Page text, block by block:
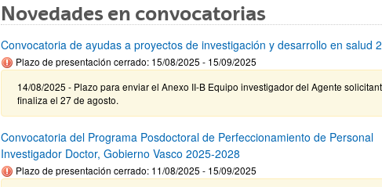
Novedades en convocatorias
Convocatoria de ayudas a proyectos de investigación y desarrollo en salud
Plazo de presentación cerrado: 15/08/2025 - 15/09/2025
14/08/2025 - Plazo para enviar el Anexo II-B Equipo investigador del Agente
finaliza el 27 de agosto.
Convocatoria del Programa Posdoctoral de Perfeccionamiento de Personal
Investigador Doctor, Gobierno Vasco 2025-2028
Plazo de presentación cerrado: 11/08/2025 - 15/09/2025